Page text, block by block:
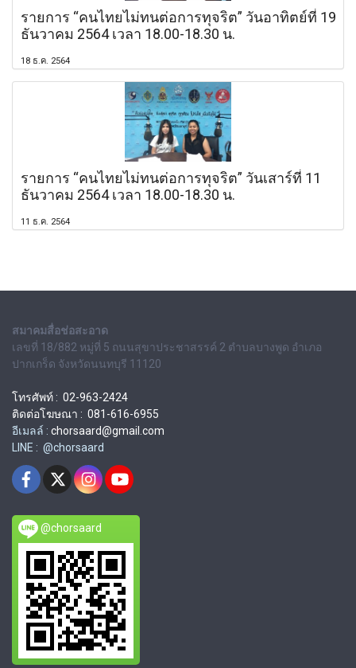
รายการ “คนไทยไม่ทนต่อการทุจริต” วันอาทิตย์ที่ 19
ธันวาคม 2564 เวลา 18.00-18.30 น.
18 ธ.ค. 2564
รายการ “คนไทยไม่ทนต่อการทุจริต” วันเสาร์ที่ 11
ธันวาคม 2564 เวลา 18.00-18.30 น.
11 ธ.ค. 2564
สมาคมสื่อช่อสะอาด
เลขที่ 18/882 หมู่ที่ 5 ถนนสุขาประชาสรรค์ 2 ตำบลบางพูด อำเภอ
ปากเกร็ด จังหวัดนนทบุรี 11120
โทรศัพท์ : 02-963-2424
ติดต่อโฆษณา : 081-616-6955
อีเมลล์ : chorsaard@gmail.com
LINE : @chorsaard
@chorsaard